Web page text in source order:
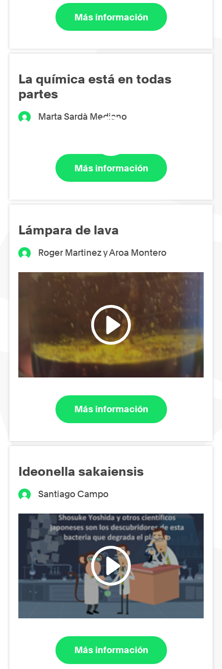
Más información
La química está en todas
partes
Marta Sardà Mediano
Más información
Lámpara de lava
Roger Martinez y Aroa Montero
Más información
Ideonella sakaiensis
Santiago Campo
Más información